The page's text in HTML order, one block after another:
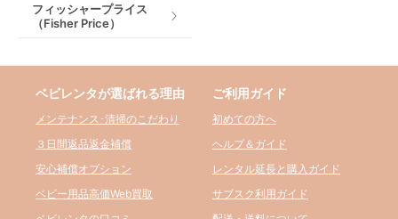
フィッシャープライス
（Fisher Price）
ベビレンタが選ばれる理由
メンテナンス･清掃のこだわり
３日間返品返金補償
安心補償オプション
ベビー用品高価Web買取
ご利用ガイド
初めての方へ
ヘルプ＆ガイド
レンタル延長と購入ガイド
サブスク利用ガイド